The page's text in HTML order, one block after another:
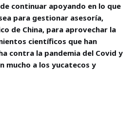
continuar apoyando en lo que
para gestionar asesoría,
de China, para aprovechar la
científicos que han
contra la pandemia del Covid y
mucho a los yucatecos y